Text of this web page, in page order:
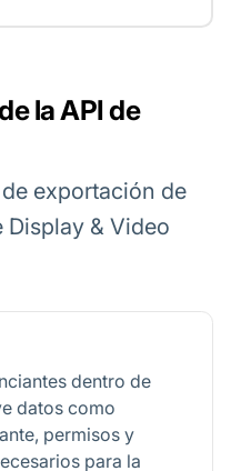
la API de
exportación de
Display & Video
dentro de
datos como
permisos y
para la